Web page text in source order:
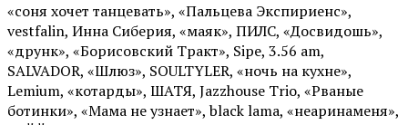
«соня хочет танцевать», «Пальцева Экспириенс»,
vestfalin, Инна Сиберия, «маяк», ПИЛС, «Досвидошь»,
«друнк», «Борисовский Тракт», Sipe, 3.56 am,
SALVADOR, «Шлюз», SOULTYLER, «ночь на кухне»,
Lemium, «котарды», ШАТЯ, Jazzhouse Trio, «Рваные
ботинки», «Мама не узнает», black lama, «неаринаменя»,